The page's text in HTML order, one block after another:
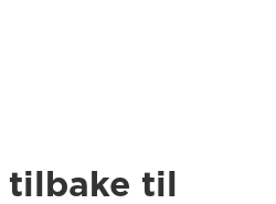
til